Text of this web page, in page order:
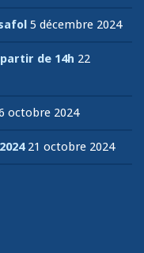
5 décembre 2024
de 14h 22
octobre 2024
21 octobre 2024